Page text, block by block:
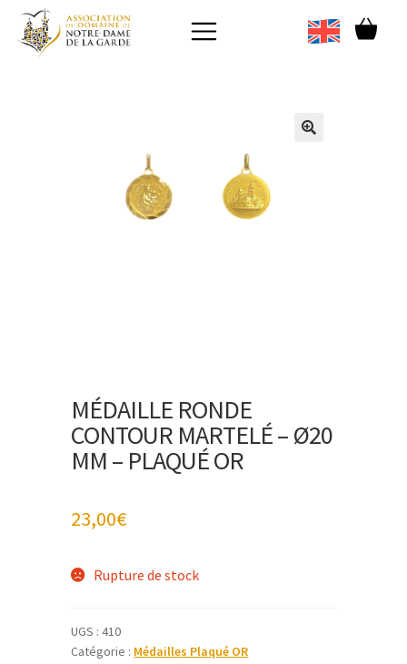
MÉDAILLE RONDE
CONTOUR MARTELÉ – Ø20
MM – PLAQUÉ OR
23,00€
Rupture de stock
UGS :410
Catégorie : Médailles Plaqué OR